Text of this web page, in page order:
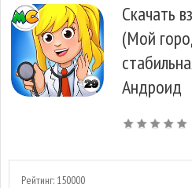
Скачать
(Мой
Андроид
Рейтинг: 150000